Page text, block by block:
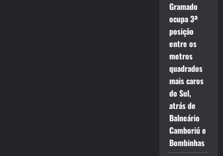
Gramado
ocupa 3ª
posição
entre os
metros
quadrados
mais caros
do Sul,
atrás de
Balneário
Camboriú e
Bombinhas